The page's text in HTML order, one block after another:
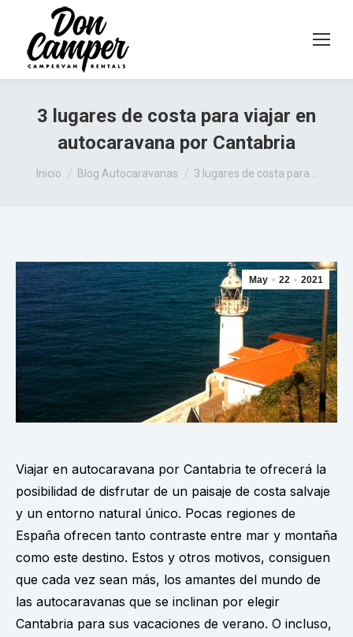
3 lugares de costa para viajar en
autocaravana por Cantabria
Estás aquí:
Inicio Blog Autocaravanas 3 lugares de costa para…
May 22 2021
Viajar en autocaravana por Cantabria te ofrecerá la
posibilidad de disfrutar de un paisaje de costa salvaje
y un entorno natural único. Pocas regiones de
España ofrecen tanto contraste entre mar y montaña
como este destino. Estos y otros motivos, consiguen
que cada vez sean más, los amantes del mundo de
las autocaravanas que se inclinan por elegir
Cantabria para sus vacaciones de verano. O incluso,